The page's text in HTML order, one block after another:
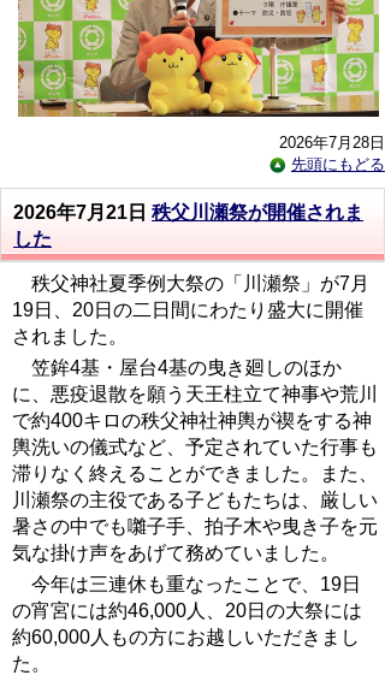
2026年7月28日
先頭にもどる
2026年7月21日 秩父川瀬祭が開催されま
した
秩父神社夏季例大祭の「川瀬祭」が7月
19日、20日の二日間にわたり盛大に開催
されました。
笠鉾4基・屋台4基の曳き廻しのほか
に、悪疫退散を願う天王柱立て神事や荒川
で約400キロの秩父神社神輿が禊をする神
輿洗いの儀式など、予定されていた行事も
滞りなく終えることができました。また、
川瀬祭の主役である子どもたちは、厳しい
暑さの中でも囃子手、拍子木や曳き子を元
気な掛け声をあげて務めていました。
今年は三連休も重なったことで、19日
の宵宮には約46,000人、20日の大祭には
約60,000人もの方にお越しいただきまし
た。